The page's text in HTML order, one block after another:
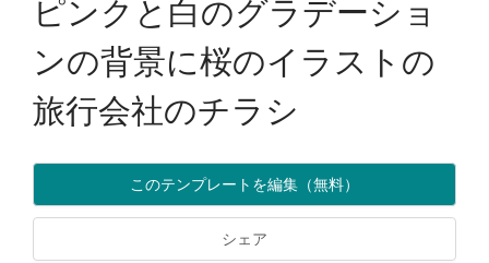
ピンクと白のグラデーショ
ンの背景に桜のイラストの
旅行会社のチラシ
このテンプレートを編集（無料）
シェア